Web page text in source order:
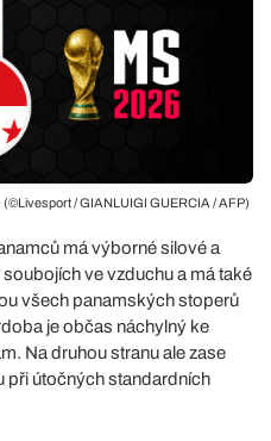
/ GIANLUIGI GUERCIA / AFP)
má výborné silové a
ve vzduchu a má také
všech panamských stoperů
je občas náchylný ke
Na druhou stranu ale zase
při útočných standardních